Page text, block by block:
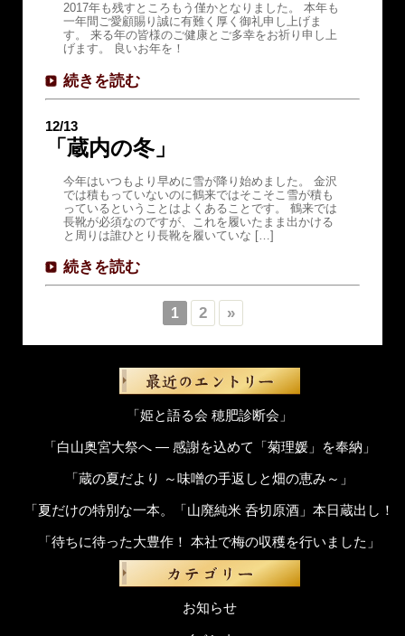
2017年も残すところもう僅かとなりました。 本年も
一年間ご愛顧賜り誠に有難く厚く御礼申し上げま
す。 来る年の皆様のご健康とご多幸をお祈り申し上
げます。 良いお年を！
続きを読む
12/13
「蔵内の冬」
今年はいつもより早めに雪が降り始めました。 金沢
では積もっていないのに鶴来ではそこそこ雪が積も
っているということはよくあることです。 鶴来では
長靴が必須なのですが、これを履いたまま出かける
と周りは誰ひとり長靴を履いていな […]
続きを読む
1 2 »
「姫と語る会 穂肥診断会」
「白山奥宮大祭へ ― 感謝を込めて「菊理媛」を奉納」
「蔵の夏だより ～味噌の手返しと畑の恵み～」
「夏だけの特別な一本。「山廃純米 呑切原酒」本日蔵出し！
「待ちに待った大豊作！ 本社で梅の収穫を行いました」
お知らせ